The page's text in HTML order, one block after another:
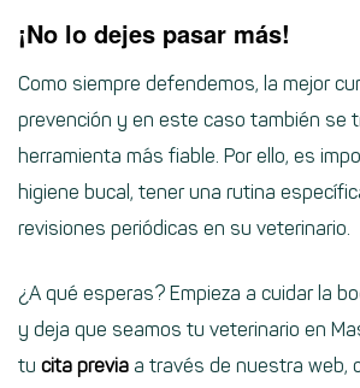
¡No lo dejes pasar más!
Como siempre defendemos, la mejor
prevención y en este caso también se
herramienta más fiable. Por ello, es
higiene bucal, tener una rutina
revisiones periódicas en su veterinario.
¿A qué esperas? Empieza a cuidar la
y deja que seamos tu veterinario en
tu cita previa a través de nuestra web,